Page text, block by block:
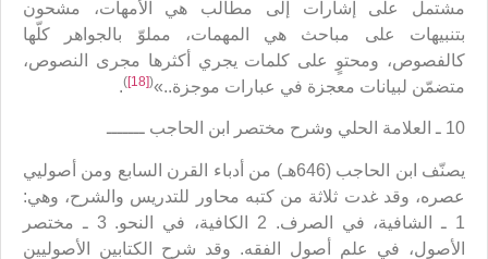
مشتمل على إشارات إلى مطالب هي الأمهات، مشحون
بتنبيهات على مباحث هي المهمات، مملوّ بالجواهر كلّها
كالفصوص، ومحتوٍ على كلمات يجري أكثرها مجرى النصوص،
متضمّن لبيانات معجزة في عبارات موجزة..»(
[18]
)
.
10 ـ العلامة الحلي وشرح مختصر ابن الحاجب ـــــــ
يصنّف ابن الحاجب (646هـ) من أدباء القرن السابع ومن أصوليي
عصره، وقد غدت ثلاثة من كتبه محاور للتدريس والشرح، وهي:
1 ـ الشافية، في الصرف. 2 الكافية، في النحو. 3 ـ مختصر
الأصول، في علم أصول الفقه. وقد شرح الكتابين الأصوليين